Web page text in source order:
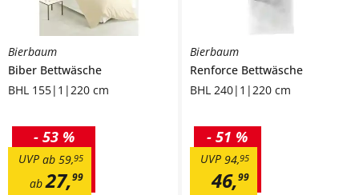
Bierbaum
Biber Bettwäsche
BHL 155|1|220 cm
ab 27,99
ab 59,95
UVP
- 53 %
Bierbaum
Renforce Bettwäsche
BHL 240|1|220 cm
46,99
94,95
UVP
- 51 %